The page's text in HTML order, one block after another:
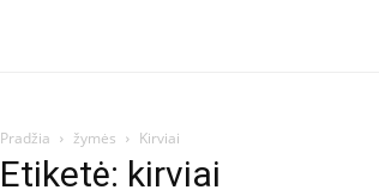
Pradžia žymės Kirviai
Etiketė: kirviai